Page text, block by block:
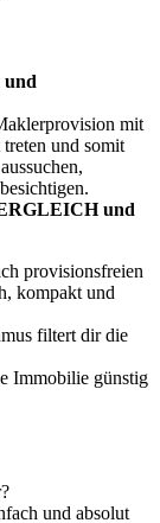
und
mit
und somit
und
provisionsfreien
kompakt und
filtert dir die
Immobilie günstig
und absolut